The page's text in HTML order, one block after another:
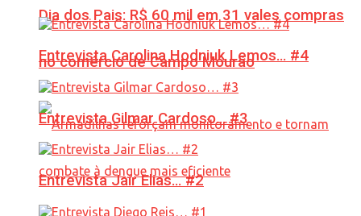
Dia dos Pais: R$ 60 mil em 31 vales compras
no comércio de Campo Mourão
Entrevista Carolina Hodniuk Lemos… #4
Entrevista Gilmar Cardoso… #3
Entrevista Jair Elias… #2